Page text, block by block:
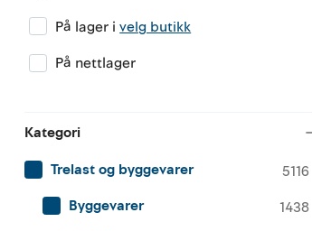
På lager ivelg butikk
På nettlager
Kategori
Trelast og byggevarer
5116
Byggevarer
1438